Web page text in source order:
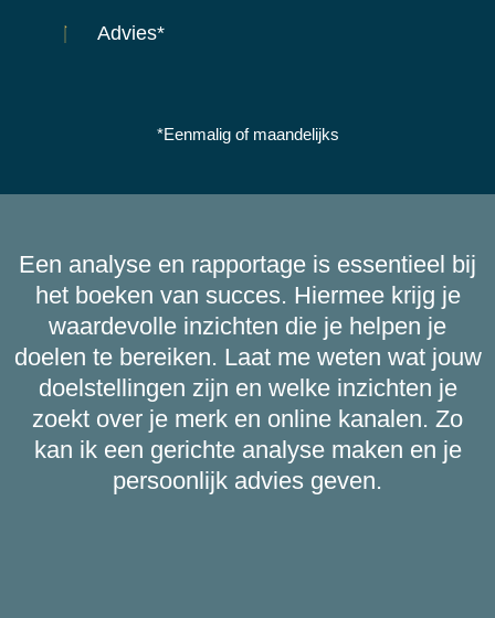
Advies*
*Eenmalig of maandelijks
Een analyse en rapportage is essentieel bij
het boeken van succes. Hiermee krijg je
waardevolle inzichten die je helpen je
doelen te bereiken. Laat me weten wat jouw
doelstellingen zijn en welke inzichten je
zoekt over je merk en online kanalen. Zo
kan ik een gerichte analyse maken en je
persoonlijk advies geven.